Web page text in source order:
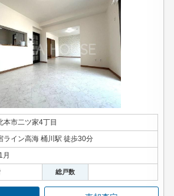
本市二ツ家4丁目
ライン高海 桶川駅 徒歩30分
月
総戸数